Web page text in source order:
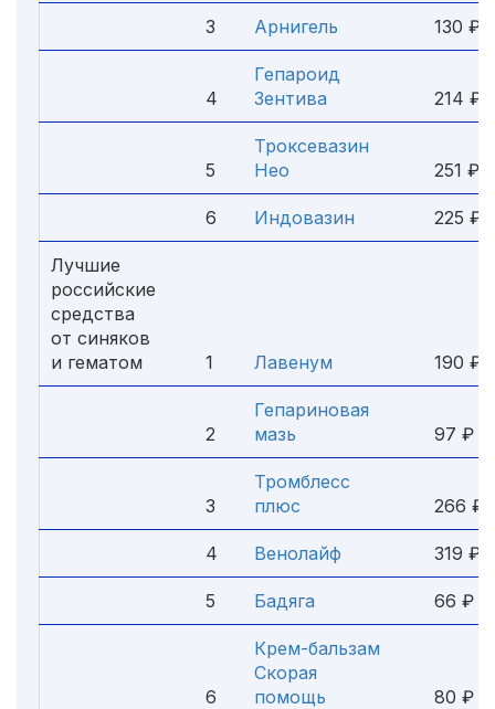
3 Арнигель 130 ₽
4
Гепароид
Зентива
214 ₽
5
Троксевазин
Нео
251 ₽
6 Индовазин 225 ₽
Лучшие
российские
средства
от синяков
и гематом
1 Лавенум 190 ₽
2
Гепариновая
мазь
97 ₽
3
Тромблесс
плюс
266 ₽
4 Венолайф 319 ₽
5 Бадяга 66 ₽
6
Крем-бальзам
Скорая
помощь
80 ₽